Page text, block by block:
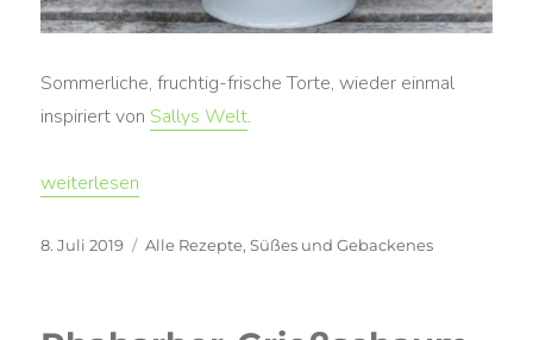
Sommerliche, fruchtig-frische Torte, wieder einmal
inspiriert von Sallys Welt.
„Vegane Johannisbeer-Joghurt-Schichttorte mit Baiser“
weiterlesen
Veröffentlicht
8. Juli 2019 Kategorien
Alle Rezepte,Süßes und Gebackenes